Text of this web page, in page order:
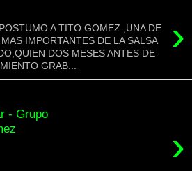
›
A TITO GOMEZ ,UNA DE
IMPORTANTES DE LA SALSA
DOS MESES ANTES DE
GRAB...
- Grupo
›